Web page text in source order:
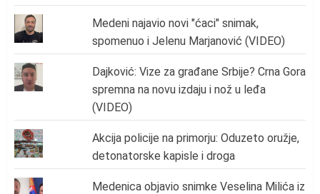
Medeni najavio novi "ćaci" snimak,
spomenuo i Jelenu Marjanović (VIDEO)
Dajković: Vize za građane Srbije? Crna Gora
spremna na novu izdaju i nož u leđa
(VIDEO)
Akcija policije na primorju: Oduzeto oružje,
detonatorske kapisle i droga
Medenica objavio snimke Veselina Milića iz